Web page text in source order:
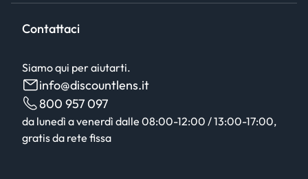
Contattaci
Siamo qui per aiutarti.
info@discountlens.it
800 957 097
da lunedì a venerdì dalle 08:00-12:00 / 13:00-17:00,
gratis da rete fissa